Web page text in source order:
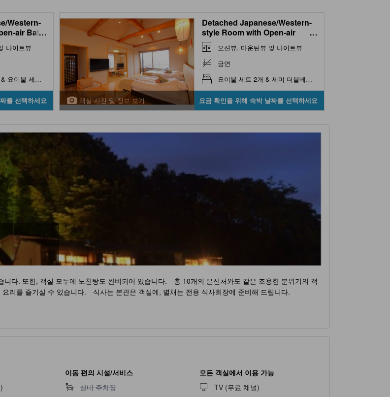
Western-
air Bath
Bath
...
나이트뷰
세미 더블베드 2개 & 요이불 세트 2개
를 선택하세요 객실 사진 및 정보 보기
Detached Japanese/Western-
style Room with Open-air
Bath, Scenic View Indoor Bath
& Sauna (Jusanya Type)
...
오션뷰, 마운틴뷰 및 나이트뷰
금연
요이불 세트 2개 & 세미 더블베드 2개
요금 확인을 위해 숙박 날짜를 선택하세요
다. 또한, 객실 모두에 노천탕도 완비되어 있습니다. 총 10개의 은신처와도 같은 조용한 분위기의 객
리를 즐기실 수 있습니다. 식사는 본관은 객실에, 별채는 전용 식사회장에 준비해 드립니다.
이동 편의 시설/서비스
실내 주차장 이용 불가
실내 주차장
모든 객실에서 이용 가능
TV (무료 채널)